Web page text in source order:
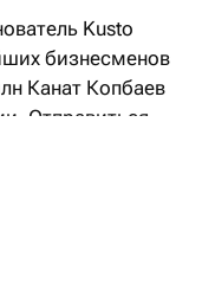
Kusto
бизнесменов
Канат Копбаев
Отправиться